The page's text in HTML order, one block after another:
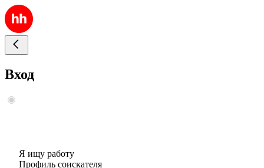
Вход
Я ищу работу
Профиль соискателя